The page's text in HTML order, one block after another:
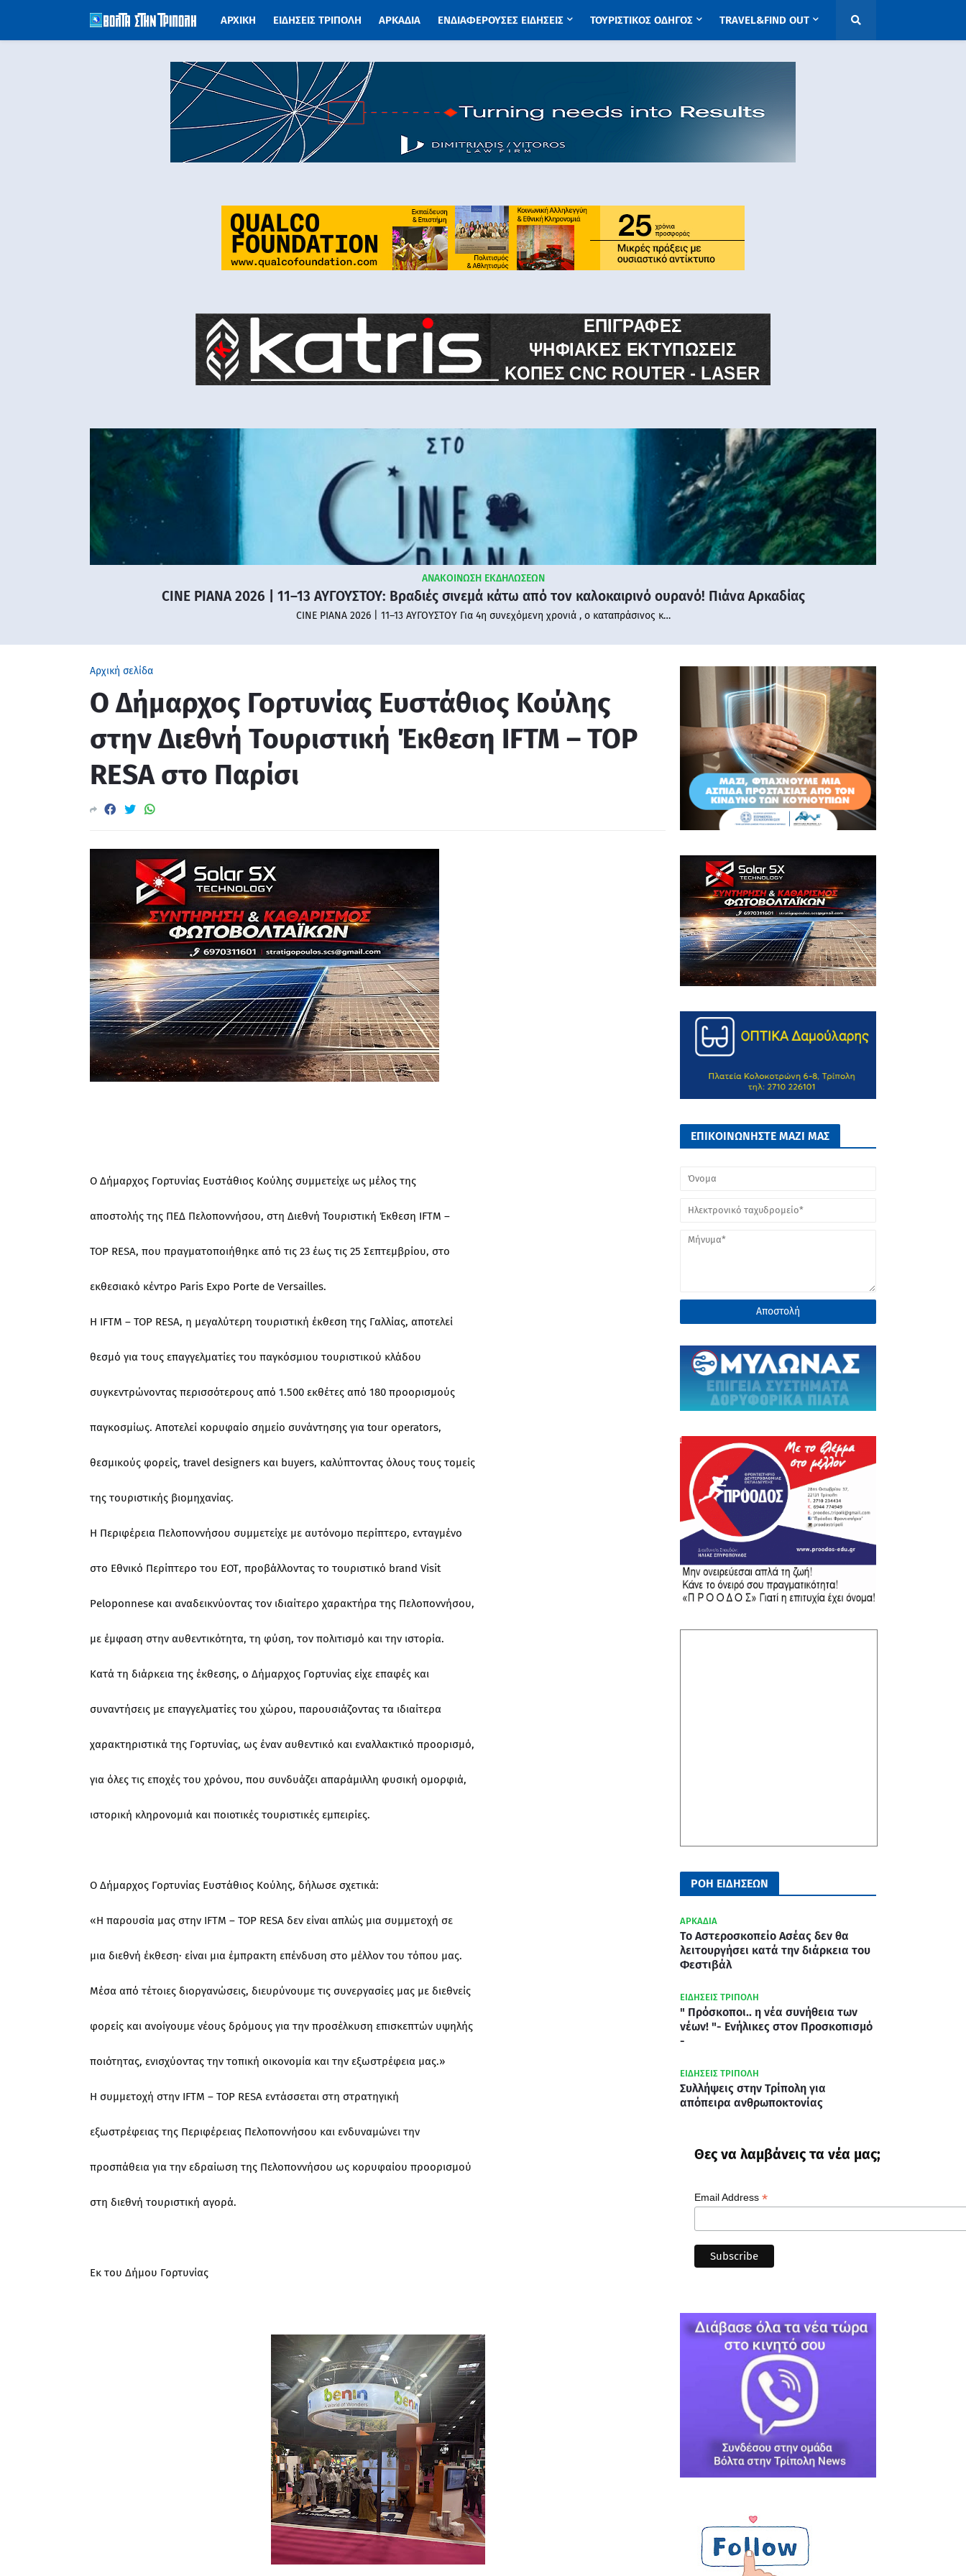
ΑΡΧΙΚΗ ΕΙΔΗΣΕΙΣ ΤΡΙΠΟΛΗ ΑΡΚΑΔΙΑ ΕΝΔΙΑΦΕΡΟΥΣΕΣ ΕΙΔΗΣΕΙΣ ΤΟΥΡΙΣΤΙΚΟΣ ΟΔΗΓΟΣ TRAVEL&FIND OUT
ΑΝΑΚΟΙΝΩΣΗ ΕΚΔΗΛΩΣΕΩΝ
CINE PIANA 2026 | 11–13 ΑΥΓΟΥΣΤΟΥ: Βραδιές σινεμά κάτω από τον καλοκαιρινό ουρανό! Πιάνα Αρκαδίας
CINE PIANA 2026 | 11–13 ΑΥΓΟΥΣΤΟΥ Για 4η συνεχόμενη χρονιά , ο καταπράσινος κ…
Αρχική σελίδα
Ο Δήμαρχος Γορτυνίας Ευστάθιος Κούλης
στην Διεθνή Τουριστική Έκθεση IFTM – TOP
RESA στο Παρίσι
Ο Δήμαρχος Γορτυνίας Ευστάθιος Κούλης συμμετείχε ως μέλος της
αποστολής της ΠΕΔ Πελοποννήσου, στη Διεθνή Τουριστική Έκθεση IFTM –
TOP RESA, που πραγματοποιήθηκε από τις 23 έως τις 25 Σεπτεμβρίου, στο
εκθεσιακό κέντρο Paris Expo Porte de Versailles.
Η IFTM – TOP RESA, η μεγαλύτερη τουριστική έκθεση της Γαλλίας, αποτελεί
θεσμό για τους επαγγελματίες του παγκόσμιου τουριστικού κλάδου
συγκεντρώνοντας περισσότερους από 1.500 εκθέτες από 180 προορισμούς
παγκοσμίως. Αποτελεί κορυφαίο σημείο συνάντησης για tour operators,
θεσμικούς φορείς, travel designers και buyers, καλύπτοντας όλους τους τομείς
της τουριστικής βιομηχανίας.
Η Περιφέρεια Πελοποννήσου συμμετείχε με αυτόνομο περίπτερο, ενταγμένο
στο Εθνικό Περίπτερο του ΕΟΤ, προβάλλοντας το τουριστικό brand Visit
Peloponnese και αναδεικνύοντας τον ιδιαίτερο χαρακτήρα της Πελοποννήσου,
με έμφαση στην αυθεντικότητα, τη φύση, τον πολιτισμό και την ιστορία.
Κατά τη διάρκεια της έκθεσης, ο Δήμαρχος Γορτυνίας είχε επαφές και
συναντήσεις με επαγγελματίες του χώρου, παρουσιάζοντας τα ιδιαίτερα
χαρακτηριστικά της Γορτυνίας, ως έναν αυθεντικό και εναλλακτικό προορισμό,
για όλες τις εποχές του χρόνου, που συνδυάζει απαράμιλλη φυσική ομορφιά,
ιστορική κληρονομιά και ποιοτικές τουριστικές εμπειρίες.
Ο Δήμαρχος Γορτυνίας Ευστάθιος Κούλης, δήλωσε σχετικά:
«Η παρουσία μας στην IFTM – TOP RESA δεν είναι απλώς μια συμμετοχή σε
μια διεθνή έκθεση· είναι μια έμπρακτη επένδυση στο μέλλον του τόπου μας.
Μέσα από τέτοιες διοργανώσεις, διευρύνουμε τις συνεργασίες μας με διεθνείς
φορείς και ανοίγουμε νέους δρόμους για την προσέλκυση επισκεπτών υψηλής
ποιότητας, ενισχύοντας την τοπική οικονομία και την εξωστρέφεια μας.»
Η συμμετοχή στην IFTM – TOP RESA εντάσσεται στη στρατηγική
εξωστρέφειας της Περιφέρειας Πελοποννήσου και ενδυναμώνει την
προσπάθεια για την εδραίωση της Πελοποννήσου ως κορυφαίου προορισμού
στη διεθνή τουριστική αγορά.
Εκ του Δήμου Γορτυνίας
ΕΠΙΚΟΙΝΩΝΗΣΤΕ ΜΑΖΙ ΜΑΣ
ΡΟΗ ΕΙΔΗΣΕΩΝ
ΑΡΚΑΔΙΑ
Το Αστεροσκοπείο Ασέας δεν θα
λειτουργήσει κατά την διάρκεια του
Φεστιβάλ
ΕΙΔΗΣΕΙΣ ΤΡΙΠΟΛΗ
" Πρόσκοποι.. η νέα συνήθεια των
νέων! "- Ενήλικες στον Προσκοπισμό
-
ΕΙΔΗΣΕΙΣ ΤΡΙΠΟΛΗ
Συλλήψεις στην Τρίπολη για
απόπειρα ανθρωποκτονίας
Θες να λαμβάνεις τα νέα μας;
Email Address *